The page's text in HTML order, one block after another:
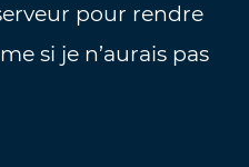
pour rendre
si je n’aurais pas